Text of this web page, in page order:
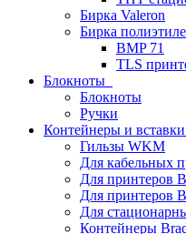
Бирка Valeron
Бирка
BMP 71
TLS
Блокноты
Блокноты
Ручки
Контейнеры и вставки
Гильзы WKM
Для кабельных
Для принтеров
Для принтеров
Для
Контейнеры